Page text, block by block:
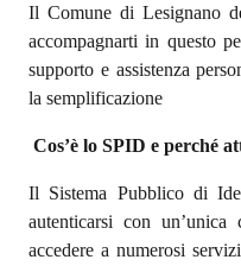
Il Comune di Lesignano
accompagnarti in questo
supporto e assistenza
la semplificazione
Cos’è lo SPID e perché
Il Sistema Pubblico di
autenticarsi con un’unica
accedere a numerosi